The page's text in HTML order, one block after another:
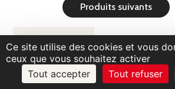
Produits suivants
Ce site utilise des cookies et vous
ceux que vous souhaitez activer
Tout accepter
Tout refuser